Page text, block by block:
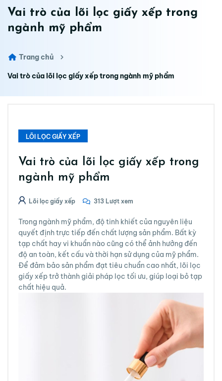
Vai trò của lõi lọc giấy xếp trong
ngành mỹ phẩm
Trang chủ
Vai trò của lõi lọc giấy xếp trong ngành mỹ phẩm
LÕI LỌC GIẤY XẾP
Vai trò của lõi lọc giấy xếp trong
ngành mỹ phẩm
Lõi lọc giấy xếp 313 Lượt xem
Trong ngành mỹ phẩm, độ tinh khiết của nguyên liệu
quyết định trực tiếp đến chất lượng sản phẩm. Bất kỳ
tạp chất hay vi khuẩn nào cũng có thể ảnh hưởng đến
độ an toàn, kết cấu và thời hạn sử dụng của mỹ phẩm.
Để đảm bảo sản phẩm đạt tiêu chuẩn cao nhất, lõi lọc
giấy xếp trở thành giải pháp lọc tối ưu, giúp loại bỏ tạp
chất hiệu quả.